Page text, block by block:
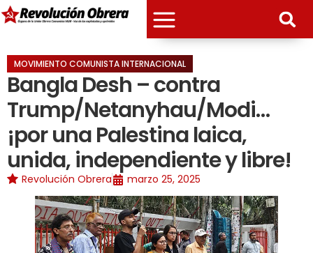
MOVIMIENTO COMUNISTA INTERNACIONAL
Bangla Desh – contra
Trump/Netanyhau/Modi…
¡por una Palestina laica,
unida, independiente y libre!
Revolución Obrera marzo 25, 2025